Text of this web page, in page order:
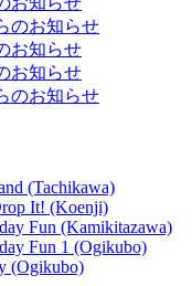
のお知らせ
お知らせ
お知らせ
のお知らせ
(Tachikawa)
It! (Koenji)
Fun (Kamikitazawa)
Fun 1 (Ogikubo)
(Ogikubo)